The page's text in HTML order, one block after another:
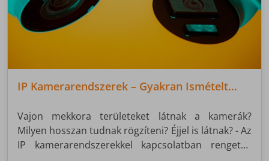
IP Kamerarendszerek – Gyakran Ismételt
Vajon mekkora területeket látnak a kamerák?
Milyen hosszan tudnak rögzíteni? Éjjel is látnak? - Az
IP kamerarendszerekkel kapcsolatban rengeteg